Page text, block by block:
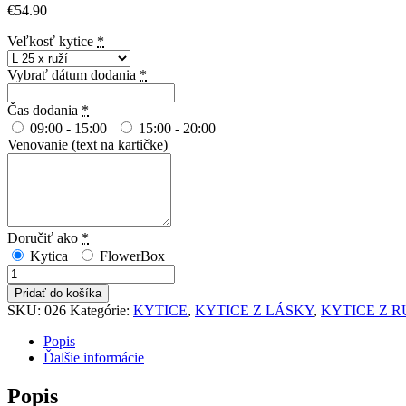
€54.90
Veľkosť kytice *
Vybrať dátum dodania *
Čas dodania *
09:00 - 15:00
15:00 - 20:00
Venovanie (text na kartičke)
Doručiť ako *
Kytica
FlowerBox
množstvo
KYTICA
MILUJEM
ŤA
Pridať do košíka
SKU: 026 Kategórie: KYTICE, KYTICE Z LÁSKY, KYTICE Z
Popis
Ďalšie informácie
Popis